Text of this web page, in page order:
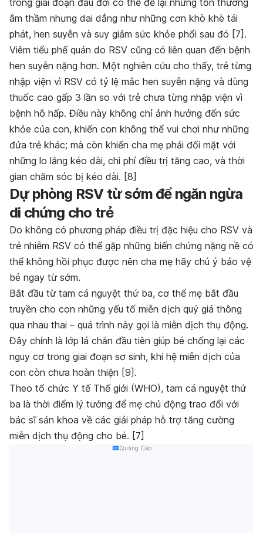
trong giai đoạn đầu đời có thể để lại những tổn thương
âm thầm nhưng dai dẳng như những cơn khò khè tái
phát, hen suyễn và suy giảm sức khỏe phổi sau đó [7].
Viêm tiểu phế quản do RSV cũng có liên quan đến bệnh
hen suyễn nặng hơn. Một nghiên cứu cho thấy, trẻ từng
nhập viện vì RSV có tỷ lệ mắc hen suyễn nặng và dùng
thuốc cao gấp 3 lần so với trẻ chưa từng nhập viện vì
bệnh hô hấp. Điều này không chỉ ảnh hưởng đến sức
khỏe của con, khiến con không thể vui chơi như những
đứa trẻ khác; mà còn khiến cha mẹ phải đối mặt với
những lo lắng kéo dài, chi phí điều trị tăng cao, và thời
gian chăm sóc bị kéo dài. [8]
Dự phòng RSV từ sớm để ngăn ngừa
di chứng cho trẻ
Do không có phương pháp điều trị đặc hiệu cho RSV và
trẻ nhiễm RSV có thể gặp những biến chứng nặng nề có
thể không hồi phục được nên cha mẹ hãy chú ý bảo vệ
bé ngay từ sớm.
Bắt đầu từ tam cá nguyệt thứ ba, cơ thể mẹ bắt đầu
truyền cho con những yếu tố miễn dịch quý giá thông
qua nhau thai – quá trình này gọi là miễn dịch thụ động.
Đây chính là lớp lá chắn đầu tiên giúp bé chống lại các
nguy cơ trong giai đoạn sơ sinh, khi hệ miễn dịch của
con còn chưa hoàn thiện [9].
Theo tổ chức Y tế Thế giới (WHO), tam cá nguyệt thứ
ba là thời điểm lý tưởng để mẹ chủ động trao đổi với
bác sĩ sản khoa về các giải pháp hỗ trợ tăng cường
miễn dịch thụ động cho bé. [7]
Quảng Cáo